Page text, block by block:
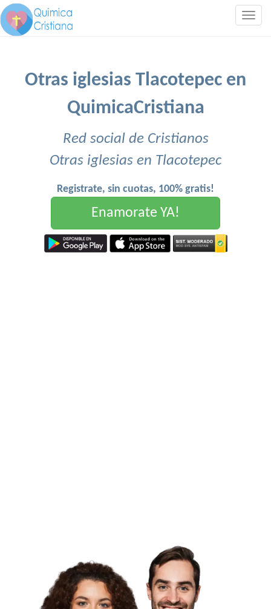
Otras iglesias Tlacotepec en
QuimicaCristiana
Red social de Cristianos
Otras iglesias en Tlacotepec
Registrate, sin cuotas, 100% gratis!
Enamorate YA!